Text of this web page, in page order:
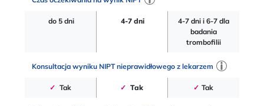
do 5 dni 4-7 dni
4-7 dni i 6-7 dla
badania
trombofilii
Konsultacja wyniku NIPT nieprawidłowego z lekarzem
✓ Tak ✓ Tak ✓ Tak